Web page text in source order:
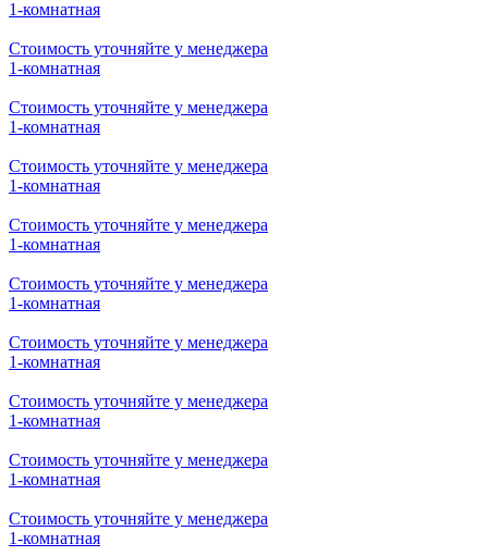
1-комнатная
Стоимость уточняйте у менеджера
1-комнатная
Стоимость уточняйте у менеджера
1-комнатная
Стоимость уточняйте у менеджера
1-комнатная
Стоимость уточняйте у менеджера
1-комнатная
Стоимость уточняйте у менеджера
1-комнатная
Стоимость уточняйте у менеджера
1-комнатная
Стоимость уточняйте у менеджера
1-комнатная
Стоимость уточняйте у менеджера
1-комнатная
Стоимость уточняйте у менеджера
1-комнатная